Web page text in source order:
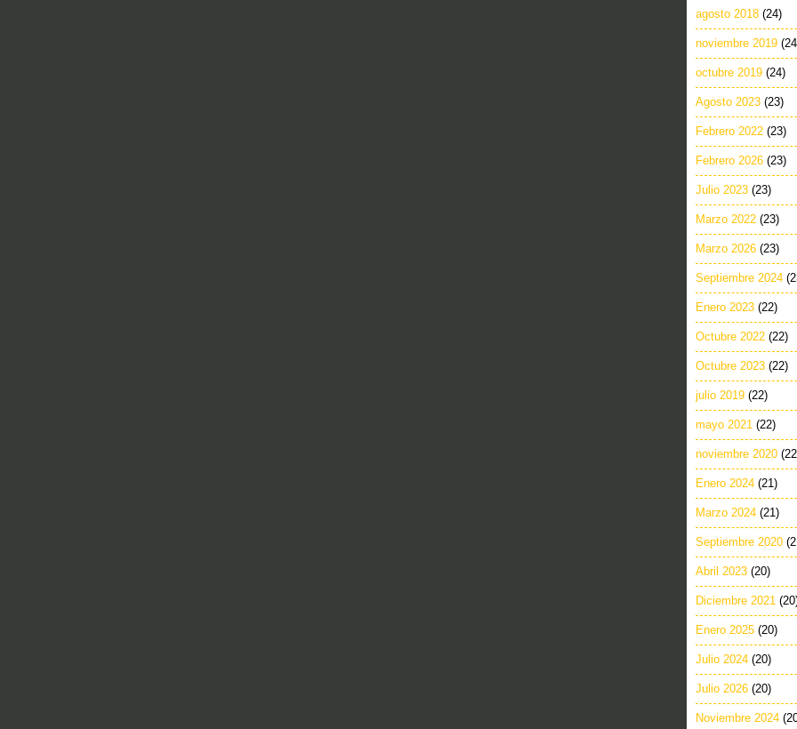
agosto 2018 (24)
noviembre 2019
octubre 2019 (24)
Agosto 2023 (23)
Febrero 2022 (23)
Febrero 2026 (23)
Julio 2023 (23)
Marzo 2022 (23)
Marzo 2026 (23)
Septiembre 2024
Enero 2023 (22)
Octubre 2022 (22)
Octubre 2023 (22)
julio 2019 (22)
mayo 2021 (22)
noviembre 2020
Enero 2024 (21)
Marzo 2024 (21)
Septiembre 2020
Abril 2023 (20)
Diciembre 2021
Enero 2025 (20)
Julio 2024 (20)
Julio 2026 (20)
Noviembre 2024